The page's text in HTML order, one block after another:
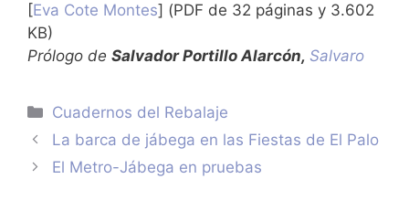
[Eva Cote Montes] (PDF de 32 páginas y 3.602
KB)
Prólogo de Salvador Portillo Alarcón, Salvaro
Categorías
Cuadernos del Rebalaje
La barca de jábega en las Fiestas de El Palo
El Metro-Jábega en pruebas